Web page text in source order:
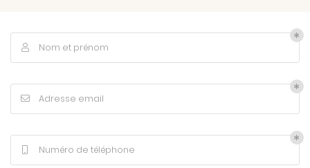
 Adresse email de réception
 Nom et prénom
 Adresse email
Numéro de téléphone